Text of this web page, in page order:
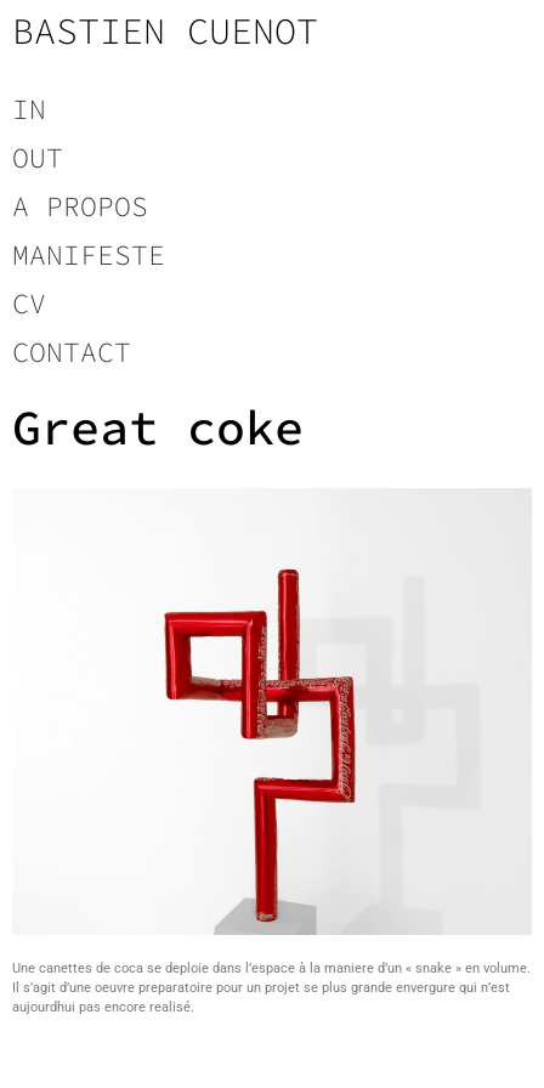
BASTIEN CUENOT
IN
OUT
A PROPOS
MANIFESTE
CV
CONTACT
Great coke
Une canettes de coca se deploie dans l’espace à la maniere d’un « snake » en volume.
Il s’agit d’une oeuvre preparatoire pour un projet se plus grande envergure qui n’est
aujourdhui pas encore realisé.